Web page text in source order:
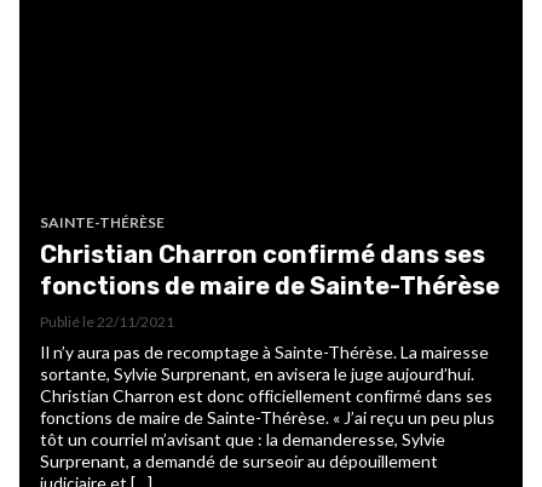
SAINTE-THÉRÈSE
Christian Charron confirmé dans ses
fonctions de maire de Sainte-Thérèse
Publié le 22/11/2021
Il n’y aura pas de recomptage à Sainte-Thérèse. La mairesse
sortante, Sylvie Surprenant, en avisera le juge aujourd’hui.
Christian Charron est donc officiellement confirmé dans ses
fonctions de maire de Sainte-Thérèse. « J’ai reçu un peu plus
tôt un courriel m’avisant que : la demanderesse, Sylvie
Surprenant, a demandé de surseoir au dépouillement
judiciaire et […]